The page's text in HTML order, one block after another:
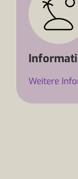
Weitere